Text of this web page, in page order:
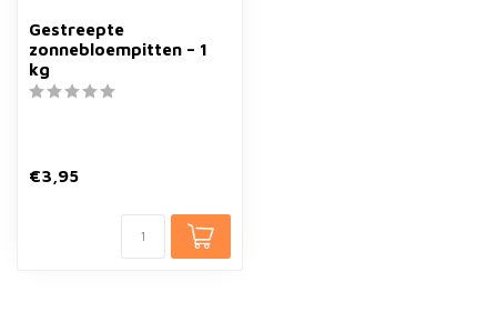
Gestreepte
zonnebloempitten – 1
kg
€3,95